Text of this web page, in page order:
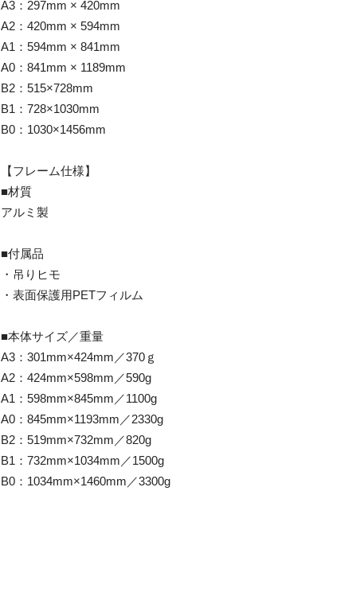
A3：297mm × 420mm
A2：420mm × 594mm
A1：594mm × 841mm
A0：841mm × 1189mm
B2：515×728mm
B1：728×1030mm
B0：1030×1456mm
【フレーム仕様】
■材質
アルミ製
■付属品
・吊りヒモ
・表面保護用PETフィルム
■本体サイズ／重量
A3：301mm×424mm／370ｇ
A2：424mm×598mm／590g
A1：598mm×845mm／1100g
A0：845mm×1193mm／2330g
B2：519mm×732mm／820g
B1：732mm×1034mm／1500g
B0：1034mm×1460mm／3300g